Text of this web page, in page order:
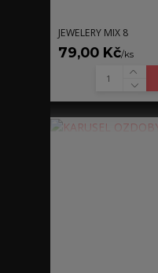
JEWELERY MIX 8
79,00 Kč/ks